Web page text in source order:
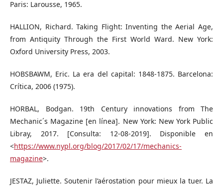
Paris: Larousse, 1965.
HALLION, Richard. Taking Flight: Inventing the Aerial Age,
from Antiquity Through the First World Ward. New York:
Oxford University Press, 2003.
HOBSBAWM, Eric. La era del capital: 1848-1875. Barcelona:
Crítica, 2006 (1975).
HORBAL, Bodgan. 19th Century innovations from The
Mechanic´s Magazine [en línea]. New York: New York Public
Libray, 2017. [Consulta: 12-08-2019]. Disponible en
<https://www.nypl.org/blog/2017/02/17/mechanics-
magazine>.
JESTAZ, Juliette. Soutenir l’aérostation pour mieux la tuer. La